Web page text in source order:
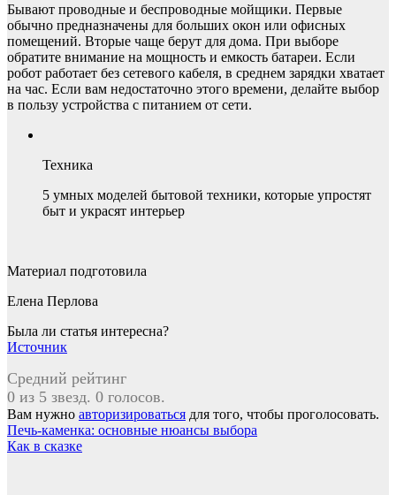
Бывают проводные и беспроводные мойщики. Первые
обычно предназначены для больших окон или офисных
помещений. Вторые чаще берут для дома. При выборе
обратите внимание на мощность и емкость батареи. Если
робот работает без сетевого кабеля, в среднем зарядки хватает
на час. Если вам недостаточно этого времени, делайте выбор
в пользу устройства с питанием от сети.
Техника
5 умных моделей бытовой техники, которые упростят
быт и украсят интерьер
Материал подготовила
Елена Перлова
Была ли статья интересна?
Источник
Средний рейтинг
0 из 5 звезд. 0 голосов.
Вам нужно авторизироваться для того, чтобы проголосовать.
Навигация
по
Печь-каменка: основные нюансы выбора
Как в сказке